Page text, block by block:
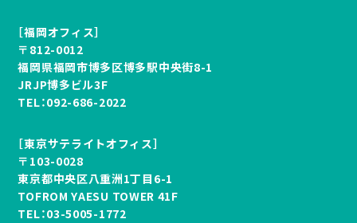
［福岡オフィス］
〒812-0012
福岡県福岡市博多区博多駅中央街8-1
JRJP博多ビル3F
TEL：092-686-2022
［東京サテライトオフィス］
〒103-0028
東京都中央区八重洲1丁目6-1
TOFROM YAESU TOWER 41F
TEL：03-5005-1772